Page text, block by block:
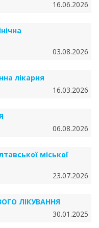
16.06.2026
03.08.2026
лікарня
16.03.2026
06.08.2026
міської
23.07.2026
ЛІКУВАННЯ
30.01.2025